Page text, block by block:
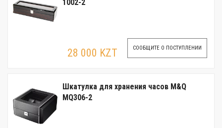
1002-2
28 000 KZT СООБЩИТЕ О ПОСТУПЛЕНИИ
Шкатулка для хранения часов M&Q
MQ306-2